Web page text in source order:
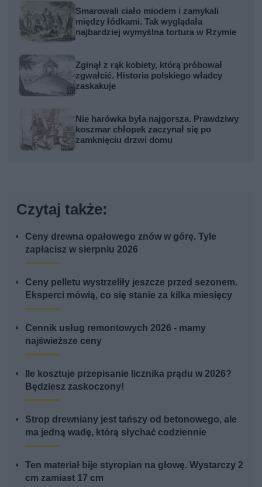
Smarowali ciało miodem i zamykali
między łódkami. Tak wyglądała
najbardziej wymyślna tortura w Rzymie
Zginął z rąk kobiety, którą próbował
zgwałcić. Historia polskiego władcy
zaskakuje
Nie harówka była najgorsza. Prawdziwy
koszmar chłopek zaczynał się po
zamknięciu drzwi domu
Czytaj także:
Ceny drewna opałowego znów w górę. Tyle
zapłacisz w sierpniu 2026
Ceny pelletu wystrzeliły jeszcze przed sezonem.
Eksperci mówią, co się stanie za kilka miesięcy
Cennik usług remontowych 2026 - mamy
najświeższe ceny
Ile kosztuje przepisanie licznika prądu w 2026?
Będziesz zaskoczony!
Strop drewniany jest tańszy od betonowego, ale
ma jedną wadę, którą słychać codziennie
Ten materiał bije styropian na głowę. Wystarczy 2
cm zamiast 17 cm